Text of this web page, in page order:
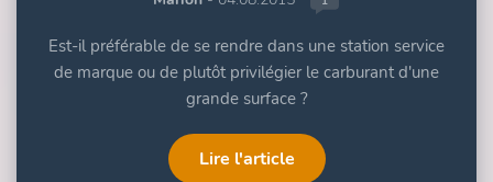
Est-il préférable de se rendre dans une station service
de marque ou de plutôt privilégier le carburant d'une
grande surface ?
Lire l'article